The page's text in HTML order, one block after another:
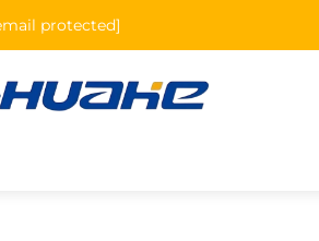
protected]